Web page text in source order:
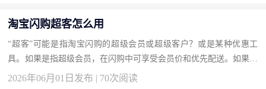
淘宝闪购超客怎么用
“超客”可能是指淘宝闪购的超级会员或超级客户？或是某种优惠工
具。如果是指超级会员，在闪购中可享受会员价和优先配送。如果是
某优惠券名称，需在闪购领券中心搜索“超客”领取后使用。目前闪
2026年06月01日发布 | 70次阅读